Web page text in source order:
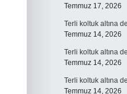
Temmuz 17, 2026
Terli koltuk altına
Temmuz 14, 2026
Terli koltuk altına
Temmuz 14, 2026
Terli koltuk altına
Temmuz 14, 2026